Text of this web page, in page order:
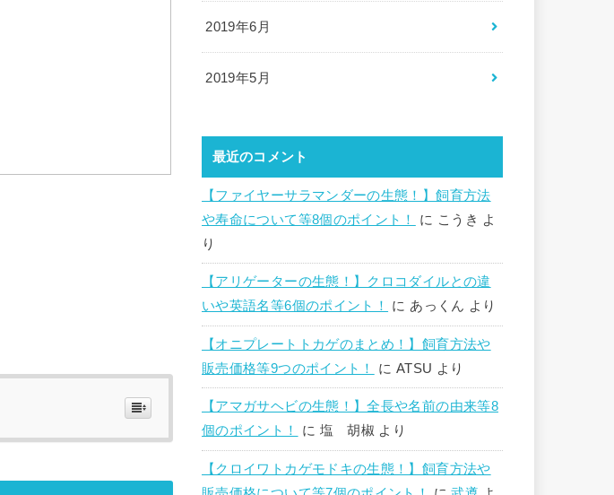
2019年6月
2019年5月
最近のコメント
【ファイヤーサラマンダーの生態！】飼育方法
や寿命について等8個のポイント！
に こうき よ
り
【アリゲーターの生態！】クロコダイルとの違
いや英語名等6個のポイント！
に あっくん より
【オニプレートトカゲのまとめ！】飼育方法や
販売価格等9つのポイント！
に ATSU より
【アマガサヘビの生態！】全長や名前の由来等8
個のポイント！
に 塩 胡椒 より
【クロイワトカゲモドキの生態！】飼育方法や